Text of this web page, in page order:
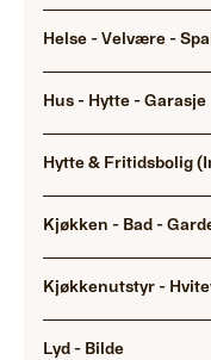
Helse - Velvære -
Hus - Hytte - Garasje
Hytte & Fritidsbolig
Kjøkken - Bad -
Kjøkkenutstyr -
Lyd - Bilde